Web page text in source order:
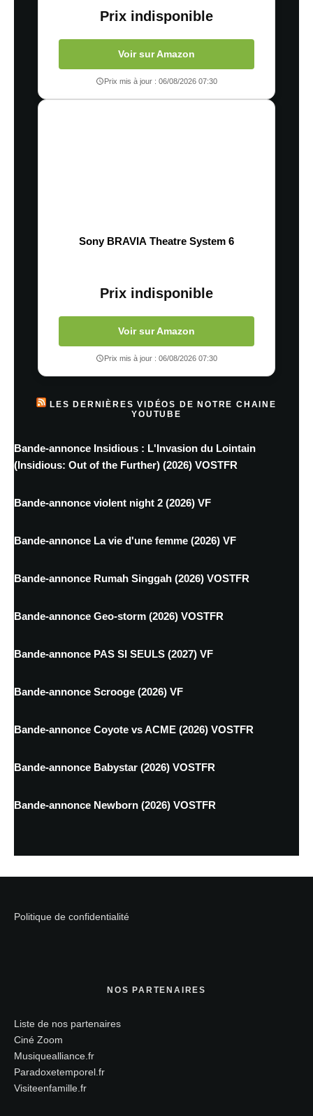
Prix indisponible
Voir sur Amazon
Prix mis à jour : 06/08/2026 07:30
Sony BRAVIA Theatre System 6
Prix indisponible
Voir sur Amazon
Prix mis à jour : 06/08/2026 07:30
LES DERNIÈRES VIDÉOS DE NOTRE CHAINE
YOUTUBE
Bande-annonce Insidious : L'Invasion du Lointain
(Insidious: Out of the Further) (2026) VOSTFR
Bande-annonce violent night 2 (2026) VF
Bande-annonce La vie d'une femme (2026) VF
Bande-annonce Rumah Singgah (2026) VOSTFR
Bande-annonce Geo-storm (2026) VOSTFR
Bande-annonce PAS SI SEULS (2027) VF
Bande-annonce Scrooge (2026) VF
Bande-annonce Coyote vs ACME (2026) VOSTFR
Bande-annonce Babystar (2026) VOSTFR
Bande-annonce Newborn (2026) VOSTFR
Politique de confidentialité
NOS PARTENAIRES
Liste de nos partenaires
Ciné Zoom
Musiquealliance.fr
Paradoxetemporel.fr
Visiteenfamille.fr